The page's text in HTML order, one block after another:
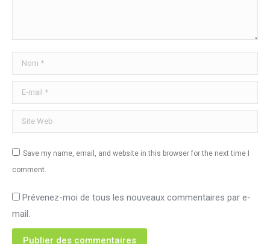
Nom *
E-mail *
Site Web
Save my name, email, and website in this browser for the next time I
comment.
Prévenez-moi de tous les nouveaux commentaires par e-
mail.
Publier des commentaires